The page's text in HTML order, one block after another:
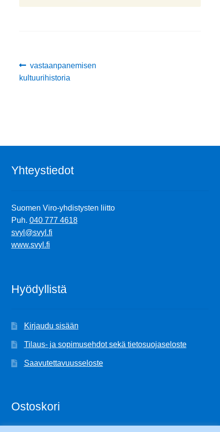
Artikkelien
selaus
Edellinen
artikkeli
vastaanpanemisen
kultuurihistoria
Yhteystiedot
Suomen Viro-yhdistysten liitto
Puh. 040 777 4618
svyl@svyl.fi
www.svyl.fi
Hyödyllistä
Kirjaudu sisään
Tilaus- ja sopimusehdot sekä tietosuojaseloste
Saavutettavuusseloste
Ostoskori